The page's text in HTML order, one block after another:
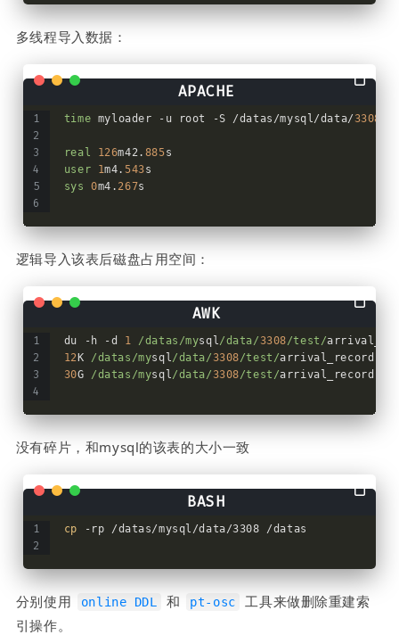
多线程导入数据：
time myloader -u root -S /datas/mysql/data/3308
real 126m42. 885s
user
1m4.543s
sys
0m4. 267s
逻辑导入该表后磁盘占用空间：
du -h -d 1 /datas/mysql/data/3308/test/
12 K /datas/mysql/data/3308/test/
30G /datas/mysql/data/3308/test/
没有碎片，和mysql的该表的大小一致
cp -rp /datas/mysql/data/3308 /datas
分别使用 online DDL 和 pt-osc
工具来做删除重建索
引操作。